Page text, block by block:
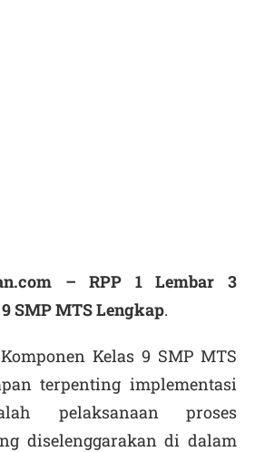
– RPP 1 Lembar 3
SMP MTS Lengkap.
Kelas 9 SMP MTS
terpenting implementasi
pelaksanaan proses
diselenggarakan di dalam